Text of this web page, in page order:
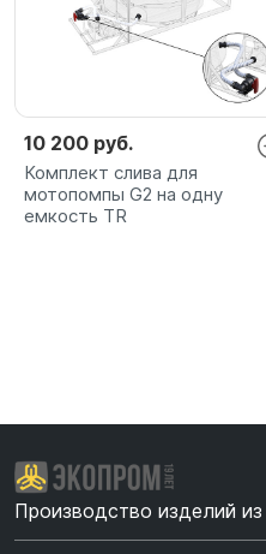
10 200 руб.
Комплект слива для
мотопомпы G2 на одну
емкость TR
Производство изделий из